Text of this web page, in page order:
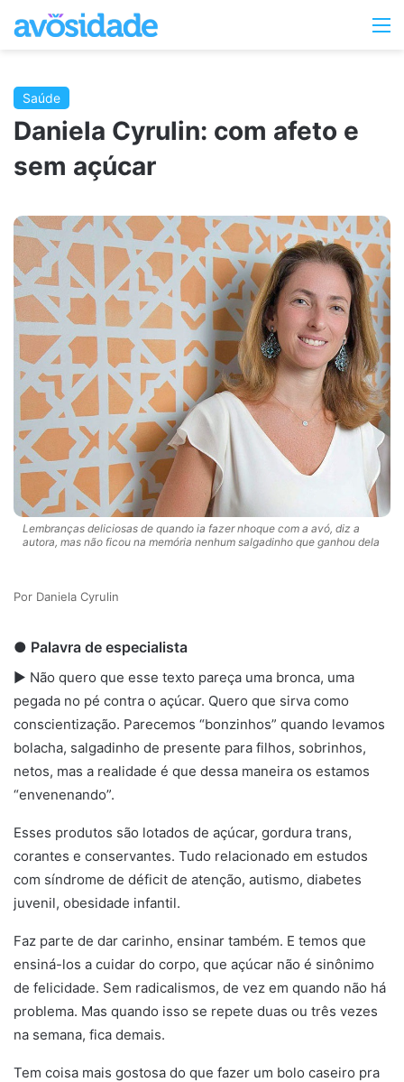
Switch
Saúde
Daniela Cyrulin: com afeto e
sem açúcar
Lembranças deliciosas de quando ia fazer nhoque com a avó, diz a
autora, mas não ficou na memória nenhum salgadinho que ganhou dela
Daniela Cyrulin
● Palavra de especialista
► Não quero que esse texto pareça uma bronca, uma
pegada no pé contra o açúcar. Quero que sirva como
conscientização. Parecemos “bonzinhos” quando levamos
bolacha, salgadinho de presente para filhos, sobrinhos,
netos, mas a realidade é que dessa maneira os estamos
“envenenando”.
Esses produtos são lotados de açúcar, gordura trans,
corantes e conservantes. Tudo relacionado em estudos
com síndrome de déficit de atenção, autismo, diabetes
juvenil, obesidade infantil.
Faz parte de dar carinho, ensinar também. E temos que
ensiná-los a cuidar do corpo, que açúcar não é sinônimo
de felicidade. Sem radicalismos, de vez em quando não há
problema. Mas quando isso se repete duas ou três vezes
na semana, fica demais.
Tem coisa mais gostosa do que fazer um bolo caseiro pra